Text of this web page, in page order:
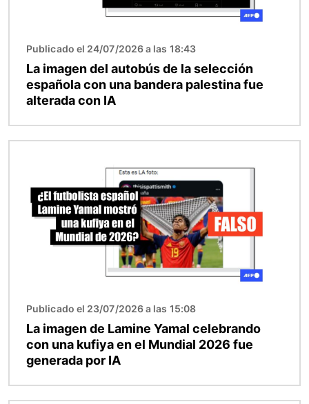
Publicado el 24/07/2026 a las 18:43
La imagen del autobús de la selección
española con una bandera palestina fue
alterada con IA
Publicado el 23/07/2026 a las 15:08
La imagen de Lamine Yamal celebrando
con una kufiya en el Mundial 2026 fue
generada por IA